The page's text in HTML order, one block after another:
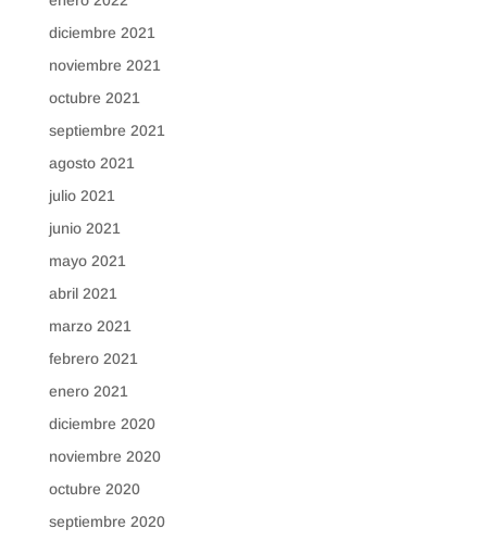
diciembre 2021
noviembre 2021
octubre 2021
septiembre 2021
agosto 2021
julio 2021
junio 2021
mayo 2021
abril 2021
marzo 2021
febrero 2021
enero 2021
diciembre 2020
noviembre 2020
octubre 2020
septiembre 2020